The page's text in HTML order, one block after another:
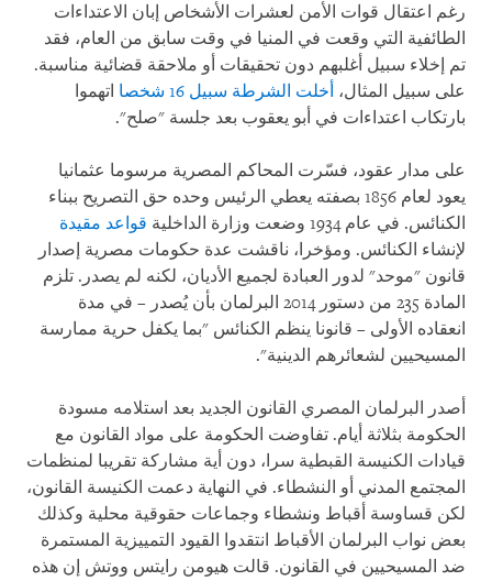
رغم اعتقال قوات الأمن لعشرات الأشخاص إبان الاعتداءات
الطائفية التي وقعت في المنيا في وقت سابق من العام، فقد
تم إخلاء سبيل أغلبهم دون تحقيقات أو ملاحقة قضائية مناسبة.
على سبيل المثال، أخلت الشرطة سبيل 16 شخصا
اتهموا
بارتكاب اعتداءات في أبو يعقوب بعد جلسة "صلح".
على مدار عقود، فسّرت المحاكم المصرية مرسوما عثمانيا
يعود لعام 1856 بصفته يعطي الرئيس وحده حق التصريح ببناء
الكنائس. في عام 1934 وضعت وزارة الداخلية
قواعد مقيدة
لإنشاء الكنائس. ومؤخرا، ناقشت عدة حكومات مصرية إصدار
قانون "موحد" لدور العبادة لجميع الأديان، لكنه لم يصدر. تلزم
المادة 235 من دستور 2014 البرلمان بأن يُصدر – في مدة
انعقاده الأولى – قانونا ينظم الكنائس "بما يكفل حرية ممارسة
المسيحيين لشعائرهم الدينية".
أصدر البرلمان المصري القانون الجديد بعد استلامه مسودة
الحكومة بثلاثة أيام. تفاوضت الحكومة على مواد القانون مع
قيادات الكنيسة القبطية سرا، دون أية مشاركة تقريبا لمنظمات
المجتمع المدني أو النشطاء. في النهاية دعمت الكنيسة القانون،
لكن قساوسة أقباط ونشطاء وجماعات حقوقية محلية وكذلك
بعض نواب البرلمان الأقباط انتقدوا القيود التمييزية المستمرة
ضد المسيحيين في القانون. قالت هيومن رايتس ووتش إن هذه